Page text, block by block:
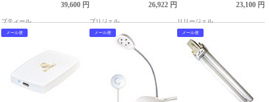
39,600 円
プティール
26,922 円
プリジェル
23,100 円
リリージェル
メール便 メール便 メール便